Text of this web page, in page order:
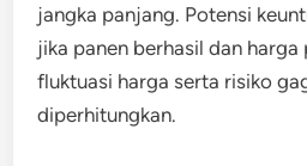
jangka panjang. Potensi
jika panen berhasil dan
fluktuasi harga serta risiko
diperhitungkan.